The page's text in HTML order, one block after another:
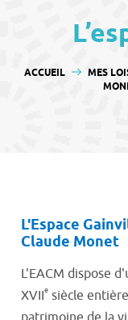
VOUS ÊTES ICI :
ACCUEIL MES
L'Espace
Claude Monet
L'EACM dispose
XVIIe siècle